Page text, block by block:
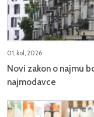
01, kol, 2026
Novi zakon o najmu
najmodavce